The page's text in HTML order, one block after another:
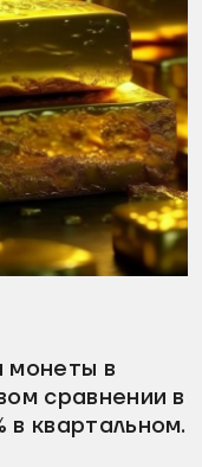
монеты в
сравнении в
в квартальном.